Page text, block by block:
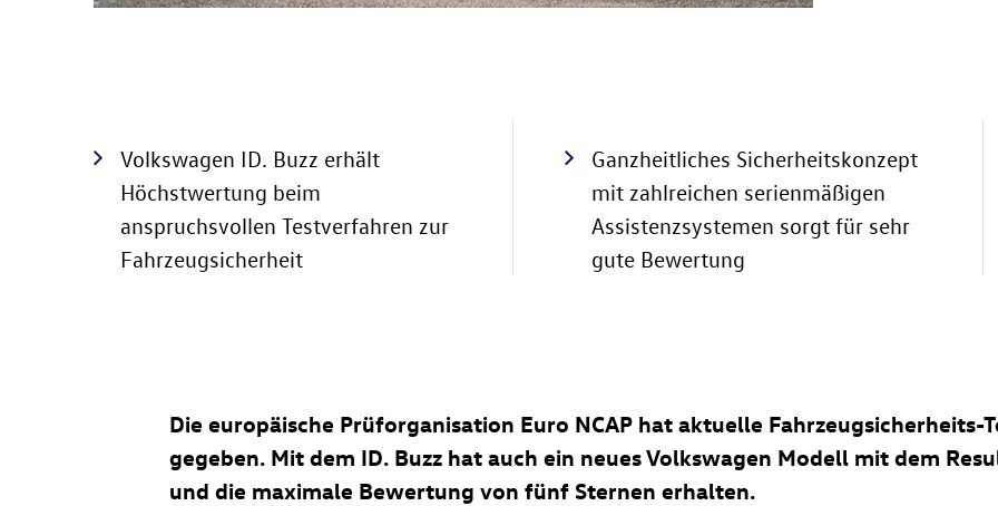
Volkswagen ID. Buzz erhält
Höchstwertung beim
anspruchsvollen Testverfahren zur
Fahrzeugsicherheit
Ganzheitliches Sicherheitskonzept
mit zahlreichen serienmäßigen
Assistenzsystemen sorgt für sehr
gute Bewertung
Die europäische Prüforganisation Euro NCAP hat aktuelle Fahrzeugsicherheits-
gegeben. Mit dem ID. Buzz hat auch ein neues Volkswagen Modell mit dem
und die maximale Bewertung von fünf Sternen erhalten.